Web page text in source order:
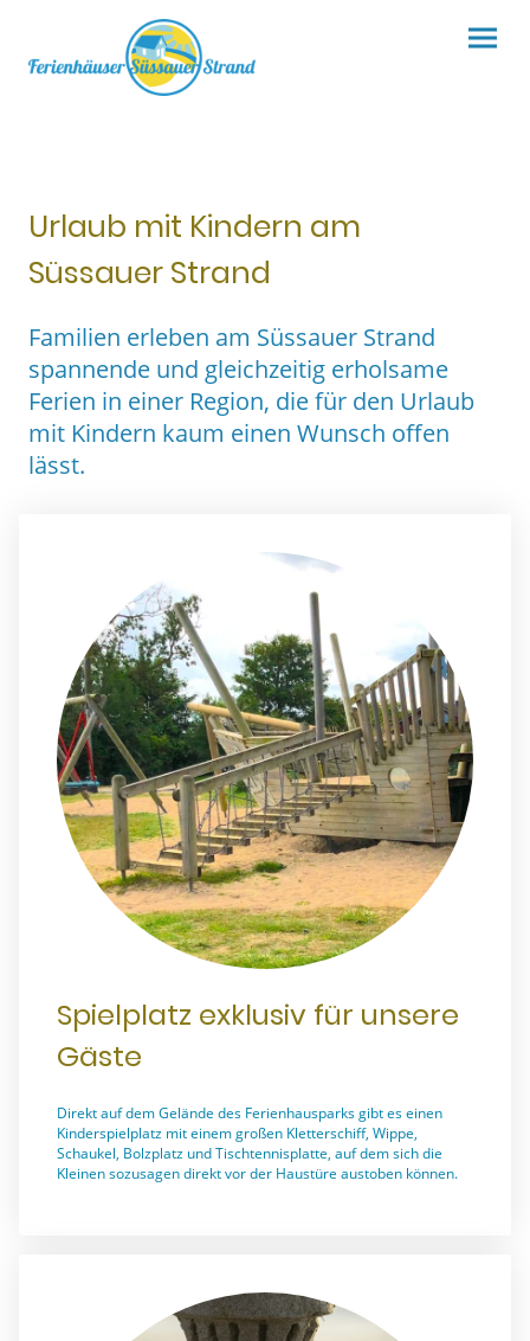
Urlaub mit Kindern am
Süssauer Strand
Familien erleben am Süssauer Strand
spannende und gleichzeitig erholsame
Ferien in einer Region, die für den Urlaub
mit Kindern kaum einen Wunsch offen
lässt.
Spielplatz exklusiv für unsere
Gäste
Direkt auf dem Gelände des Ferienhausparks gibt es einen
Kinderspielplatz mit einem großen Kletterschiff, Wippe,
Schaukel, Bolzplatz und Tischtennisplatte, auf dem sich die
Kleinen sozusagen direkt vor der Haustüre austoben können.